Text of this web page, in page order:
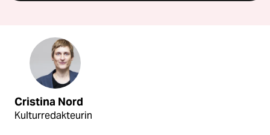
Cristina Nord
Kulturredakteurin